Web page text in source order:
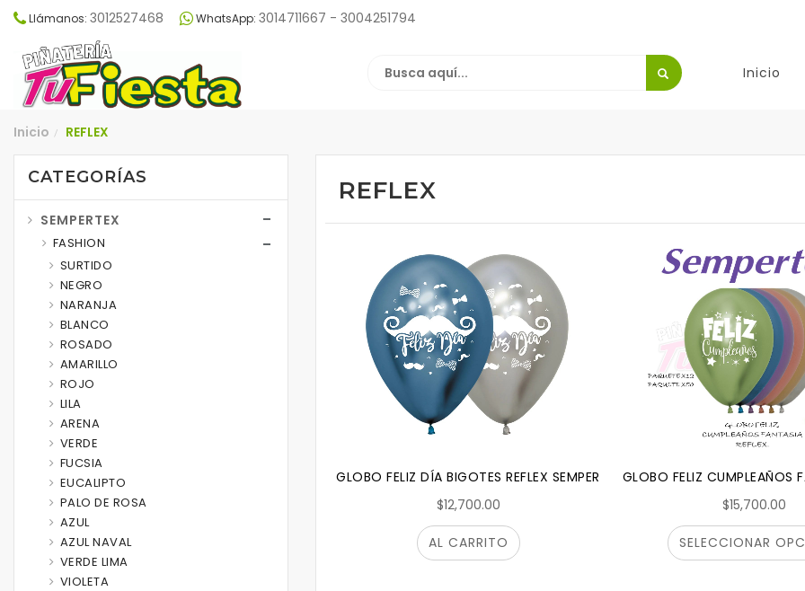
Llámanos: 3012527468 WhatsApp: 3014711667 - 3004251794
Inicio
Inicio / REFLEX
REFLEX
GLOBO FELIZ DÍA BIGOTES REFLEX SEMPERTEX R12X12.
$12,700.00
AL CARRITO
GLOBO FELIZ CUMPLEAÑOS
$15,700.00
SELECCIONAR
CATEGORÍAS
SEMPERTEX
FASHION
SURTIDO
NEGRO
NARANJA
BLANCO
ROSADO
AMARILLO
ROJO
LILA
ARENA
VERDE
FUCSIA
EUCALIPTO
PALO DE ROSA
AZUL
AZUL NAVAL
VERDE LIMA
VIOLETA